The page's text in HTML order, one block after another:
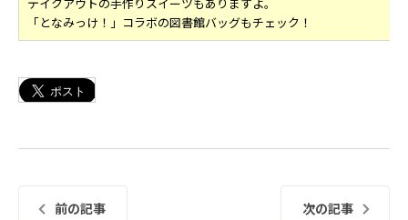
テイクアウトの手作りスイーツもありますよ。
「となみっけ！」コラボの図書館バッグもチェック！
前の記事 次の記事